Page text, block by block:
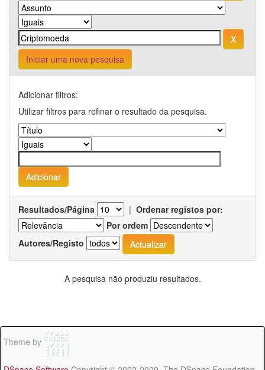
Iniciar uma nova pesquisa
Adicionar filtros:
Utilizar filtros para refinar o resultado da pesquisa.
Resultados/Página | Ordenar registos por:
Por ordem
Autores/Registo
A pesquisa não produziu resultados.
Theme by